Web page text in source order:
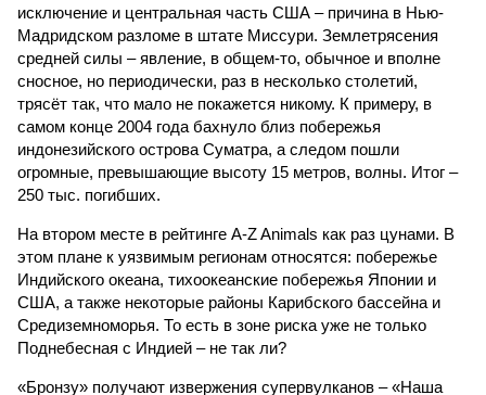
исключение и центральная часть США – причина в Нью-
Мадридском разломе в штате Миссури. Землетрясения
средней силы – явление, в общем-то, обычное и вполне
сносное, но периодически, раз в несколько столетий,
трясёт так, что мало не покажется никому. К примеру, в
самом конце 2004 года бахнуло близ побережья
индонезийского острова Суматра, а следом пошли
огромные, превышающие высоту 15 метров, волны. Итог –
250 тыс. погибших.
На втором месте в рейтинге A-Z Animals как раз цунами. В
этом плане к уязвимым регионам относятся: побережье
Индийского океана, тихо­океанские побережья Японии и
США, а также некоторые районы Карибского бассейна и
Средиземноморья. То есть в зоне риска уже не только
Поднебесная с Индией – не так ли?
«Бронзу» получают извержения супервулканов – «Наша